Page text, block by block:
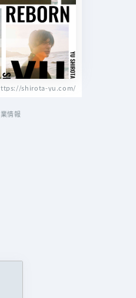
shirota-yu.com/
情報